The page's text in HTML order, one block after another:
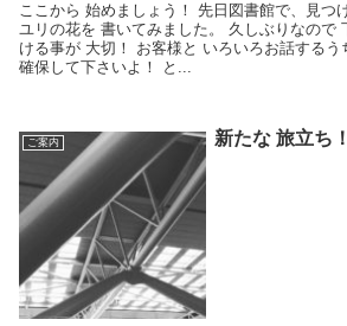
ここから 始めましょう！ 先日図書館で、見つ
ユリの花を 書いてみました。 久しぶりなので
ける事が 大切！ お客様と いろいろお話する
確保して下さいよ！ と...
ご案内 新たな 旅立ち！